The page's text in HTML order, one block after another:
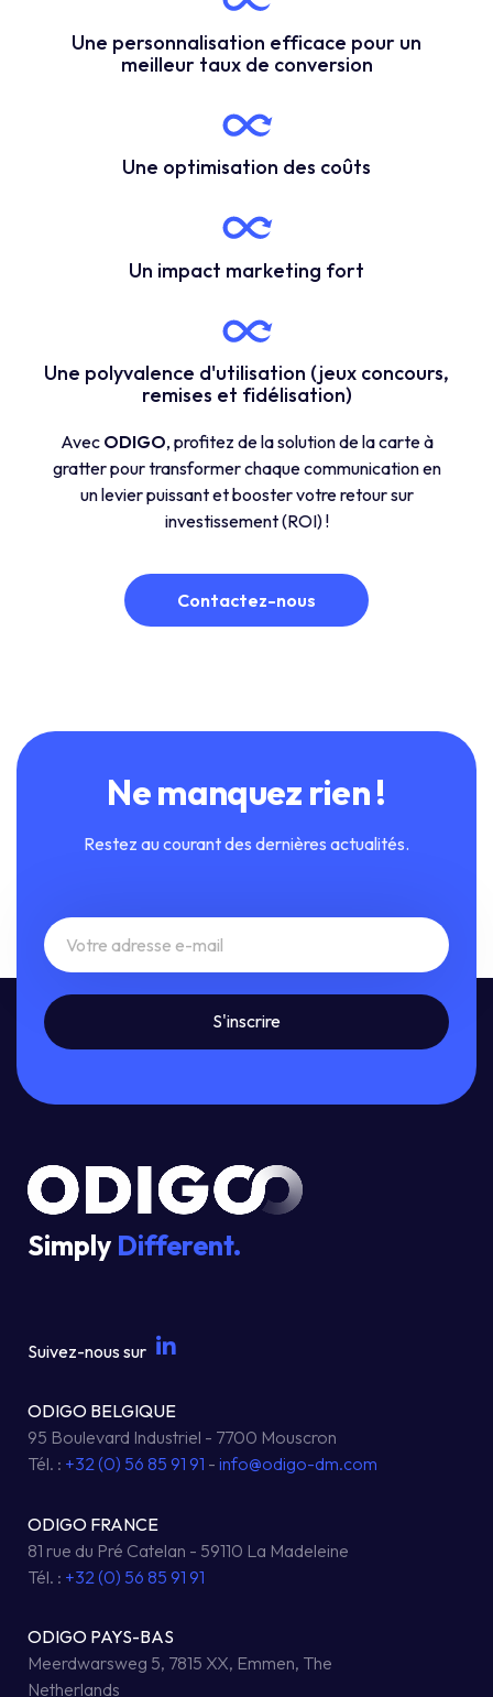
Une personnalisation efficace pour un
meilleur taux de conversion
Une optimisation des coûts
Un impact marketing fort
Une polyvalence d'utilisation (jeux concours,
remises et fidélisation)
Avec ODIGO, profitez de la solution de la carte à
gratter pour transformer chaque communication en
un levier puissant et booster votre retour sur
investissement (ROI) !
Contactez-nous
Ne manquez rien !
Restez au courant des dernières actualités.
Simply Different.
Suivez-nous sur
ODIGO BELGIQUE
95 Boulevard Industriel - 7700 Mouscron
Tél. : +32 (0) 56 85 91 91 - info@odigo-dm.com
ODIGO FRANCE
81 rue du Pré Catelan - 59110 La Madeleine
Tél. : +32 (0) 56 85 91 91
ODIGO PAYS-BAS
Meerdwarsweg 5, 7815 XX, Emmen, The
Netherlands